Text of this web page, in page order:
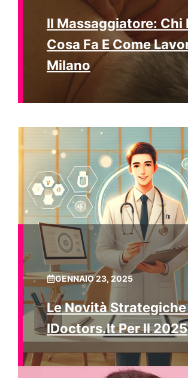
Il Massaggiatore: Chi
Cosa Fa E Come
Milano
GENNAIO 23, 2025
Le Novità Strategiche
IDoctors.it Per Il 2025